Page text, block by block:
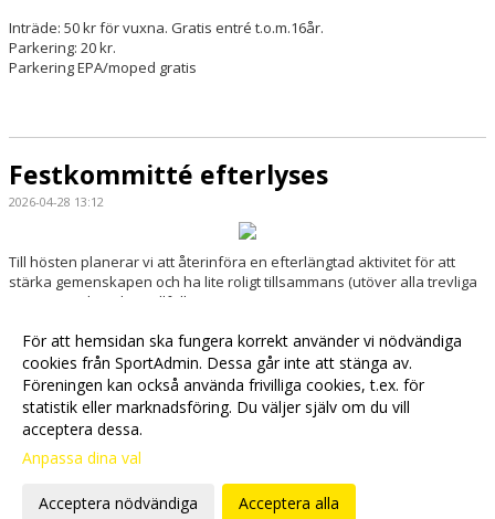
Inträde: 50 kr för vuxna. Gratis entré t.o.m.16år.
Parkering: 20 kr.
Parkering EPA/moped gratis
Festkommitté efterlyses
2026-04-28 13:12
Till hösten planerar vi att återinföra en efterlängtad aktivitet för att
stärka gemenskapen och ha lite roligt tillsammans (utöver alla trevliga
tränings- och tävlingstillfällen).
Läs mer »
Fler nyheter >>
inställningar
Webbversion
För att hemsidan ska fungera korrekt använder vi nödvändiga
cookies från SportAdmin. Dessa går inte att stänga av.
Föreningen kan också använda frivilliga cookies, t.ex. för
statistik eller marknadsföring. Du väljer själv om du vill
acceptera dessa.
Anpassa dina val
Acceptera nödvändiga Acceptera alla